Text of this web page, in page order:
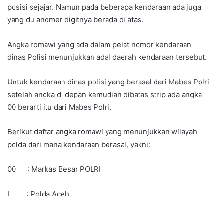
posisi sejajar. Namun pada beberapa kendaraan ada juga
yang du anomer digitnya berada di atas.
Angka romawi yang ada dalam pelat nomor kendaraan
dinas Polisi menunjukkan adal daerah kendaraan tersebut.
Untuk kendaraan dinas polisi yang berasal dari Mabes Polri
setelah angka di depan kemudian dibatas strip ada angka
00 berarti itu dari Mabes Polri.
Berikut daftar angka romawi yang menunjukkan wilayah
polda dari mana kendaraan berasal, yakni:
00 : Markas Besar POLRI
I : Polda Aceh